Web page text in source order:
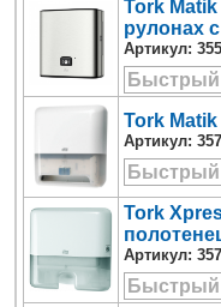
Tork
рулонах
Артикул:
Tork
Артикул:
Tork
Артикул: